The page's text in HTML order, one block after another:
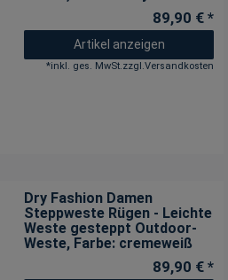
89,90 € *
Artikel anzeigen
*inkl. ges. MwSt.zzgl.Versandkosten
Dry Fashion Damen
Steppweste Rügen - Leichte
Weste gesteppt Outdoor-
Weste, Farbe: cremeweiß
89,90 € *